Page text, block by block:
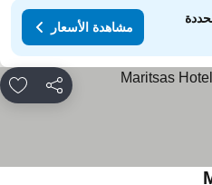
مشاهدة الأسعار
مشاركة